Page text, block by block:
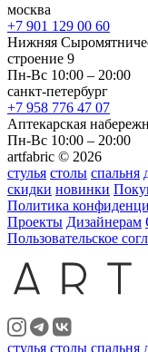
москва
+7 901 129 00 60
Нижняя
строение 9
Пн-Вс 10:00 – 20:00
санкт-петербург
+7 958 776 47 07
Аптекарская
Пн-Вс 10:00 – 20:00
artfabric © 2026
стулья столы спальня
скидки новинки
Политика
Проекты Дизайнерам
Пользовательское
стулья столы спальня